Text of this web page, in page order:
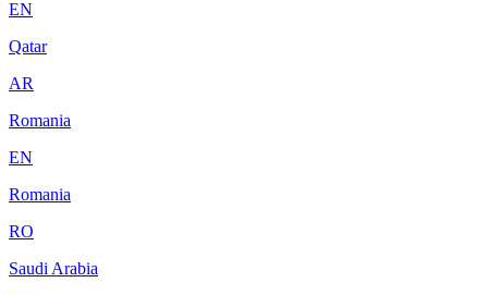
EN
Qatar
AR
Romania
EN
Romania
RO
Saudi Arabia